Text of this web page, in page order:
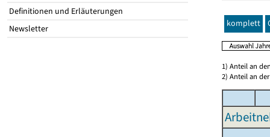
Definitionen und Erläuterungen
Newsletter
komplett
1) Anteil an
2) Anteil an